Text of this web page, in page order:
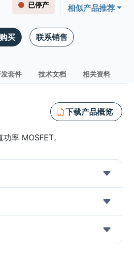
已停产 相似产品推荐
购买 联系销售
套件 技术文档 相关资料
下载产品概览
率 MOSFET。